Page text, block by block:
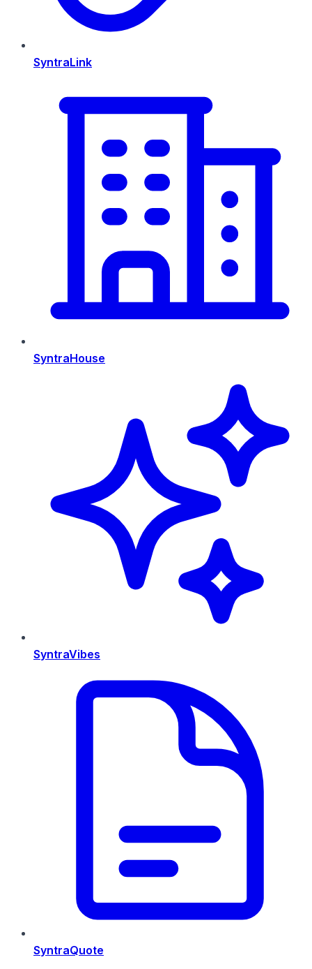
SyntraLink
SyntraHouse
SyntraVibes
SyntraQuote